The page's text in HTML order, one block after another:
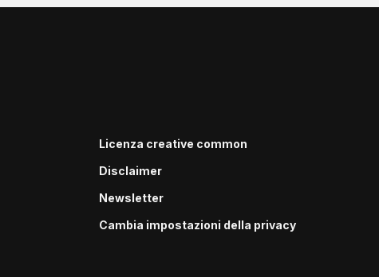
Licenza creative common
Disclaimer
Newsletter
Cambia impostazioni della privacy